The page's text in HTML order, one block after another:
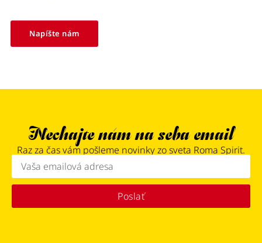
Napíšte nám
Nechajte nám na seba email
Raz za čas vám pošleme novinky zo sveta Roma Spirit.
Poslať